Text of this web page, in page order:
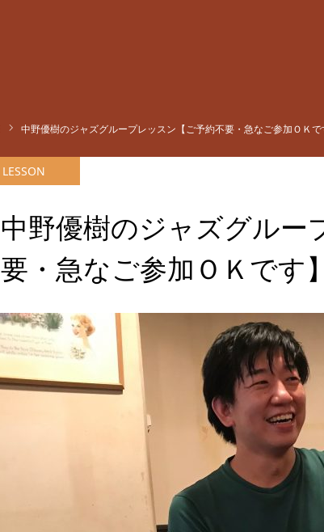
中野優樹のジャズグループレッスン【ご予約不要・急なご参加ＯＫで
中野優樹のジャズグルー
要・急なご参加ＯＫです】
LESSON